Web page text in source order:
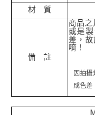
材 質
備 註
商品之
或是
差，
唷！
因拍攝
成色差